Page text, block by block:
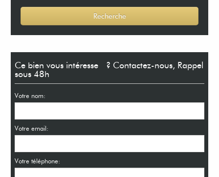
Ce bien vous intéresse ? Contactez-nous, Rappel
sous 48h
Votre nom:
Votre email:
Votre téléphone: